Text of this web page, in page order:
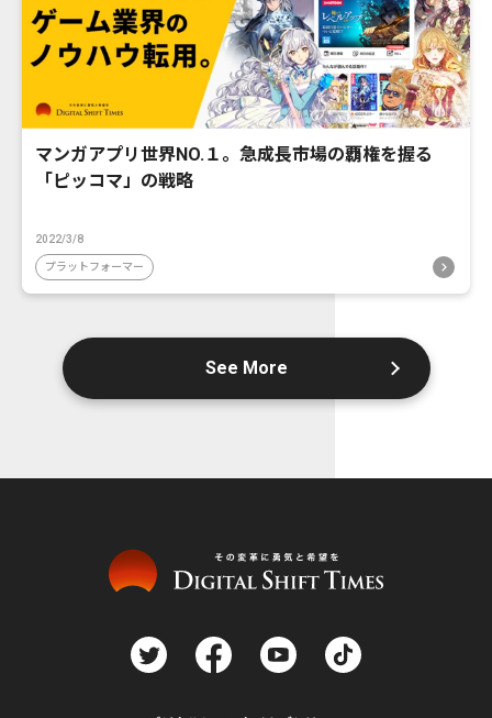
マンガアプリ世界NO.１。急成長市場の覇権を握る
「ピッコマ」の戦略
2022/3/8
プラットフォーマー
See More